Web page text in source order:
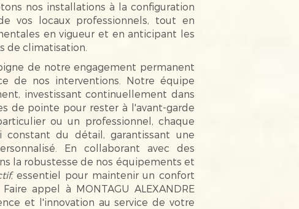
nos installations à la configuration
vos locaux professionnels, tout en
en vigueur et en anticipant les
de climatisation.
de notre engagement permanent
de nos interventions. Notre équipe
investissant continuellement dans
de pointe pour rester à l'avant-garde
ou un professionnel, chaque
du détail, garantissant une
En collaborant avec des
la robustesse de nos équipements et
, essentiel pour maintenir un confort
appel à MONTAGU ALEXANDRE
et l'innovation au service de votre